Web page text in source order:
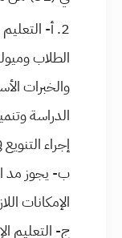
أ-
الطلاب
والخبرات
الدراسة
إجراء
ب- يجوز مد
الإمكانات
ج- التعليم